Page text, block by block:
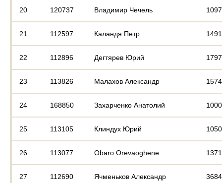
20 120737 Владимир Чечель
21 112597 Каландя Петр
22 112896 Дегтярев Юрий
23 113826 Малахов Александр
24 168850 Захарченко Анатолий
25 113105 Клиндух Юрий
26 113077 Obaro Orevaoghene
27 112690 Ячменьков Александр